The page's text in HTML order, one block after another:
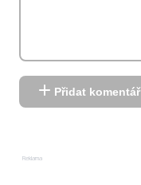
Přidat komentář
Reklama